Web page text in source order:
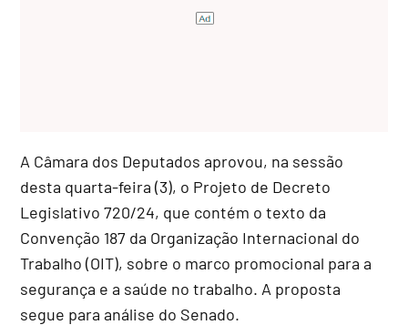
A Câmara dos Deputados aprovou, na sessão
desta quarta-feira (3), o Projeto de Decreto
Legislativo 720/24, que contém o texto da
Convenção 187 da Organização Internacional do
Trabalho (OIT), sobre o marco promocional para a
segurança e a saúde no trabalho. A proposta
segue para análise do Senado.